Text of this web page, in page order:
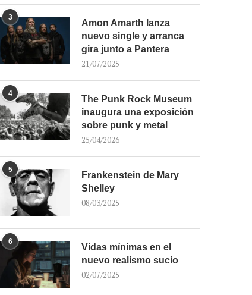
3
Amon Amarth lanza
nuevo single y arranca
gira junto a Pantera
21/07/2025
4
The Punk Rock Museum
inaugura una exposición
sobre punk y metal
25/04/2026
5
Frankenstein de Mary
Shelley
08/03/2025
6
Vidas mínimas en el
nuevo realismo sucio
02/07/2025